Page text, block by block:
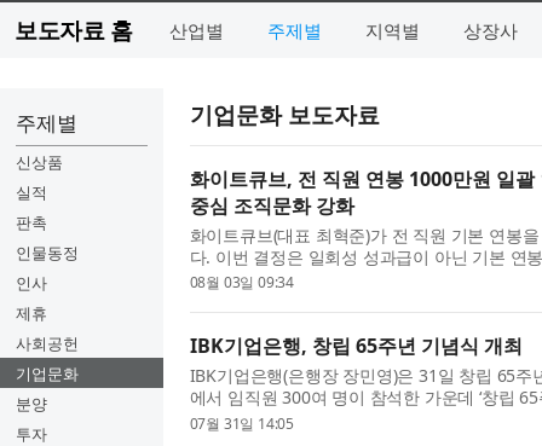
보도자료 홈 산업별 주제별 지역별 상장사
주제별
신상품
실적
판촉
인물동정
인사
제휴
사회공헌
기업문화
분양
투자
기업문화 보도자료
화이트큐브, 전 직원 연봉 1000만원 일
중심 조직문화 강화
화이트큐브(대표 최혁준)가 전 직원 기본 연봉
다. 이번 결정은 일회성 성과급이 아닌 기본 연
이 보상에 대한 불확실성 없이 더 높은 목표와
08월 03일 09:34
IBK기업은행, 창립 65주년 기념식 개최
IBK기업은행(은행장 장민영)은 31일 창립 65
에서 임직원 300여 명이 참석한 가운데 ‘창립
영 은행장은 중소기업을 향한 사명감과 진심을
07월 31일 14:05